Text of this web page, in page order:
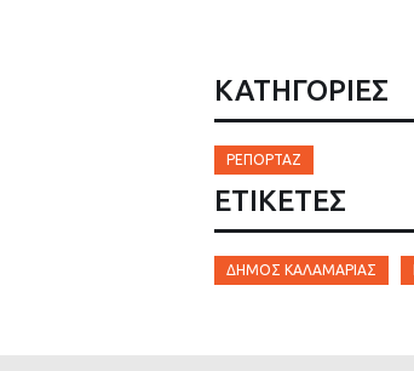
ΚΑΤΗΓΟΡΙΕΣ
ΡΕΠΟΡΤΆΖ
ΕΤΙΚΈΤΕΣ
ΔΉΜΟΣ ΚΑΛΑΜΑΡΙΆΣ